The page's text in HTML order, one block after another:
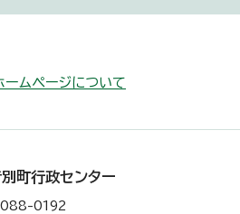
ームページについて
町行政センター
088-0192